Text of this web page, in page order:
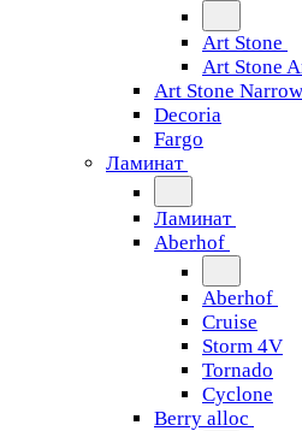
Art Stone
Art Stone
Art Stone Narrow
Decoria
Fargo
Ламинат
Ламинат
Aberhof
Aberhof
Cruise
Storm 4V
Tornado
Сyclone
Berry alloc